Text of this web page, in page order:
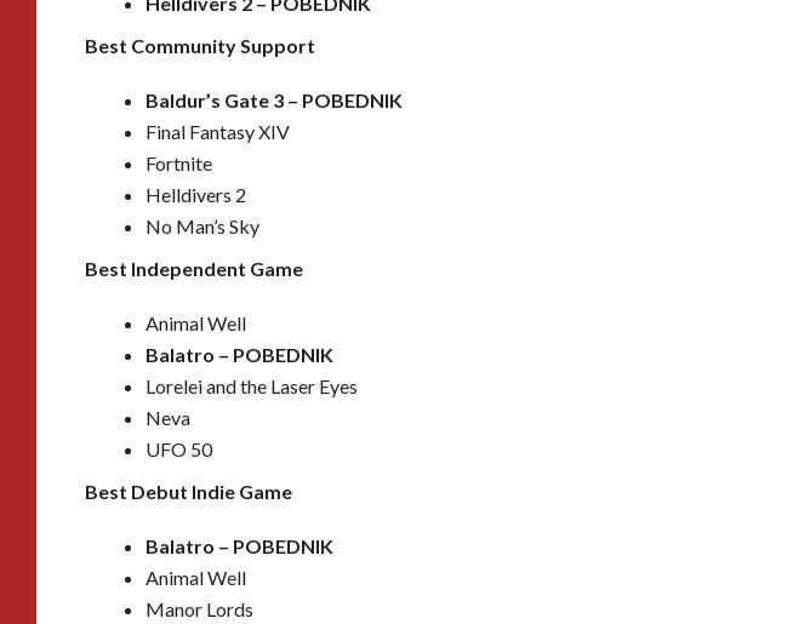
Best Community Support
Baldur’s Gate 3 – POBEDNIK
Final Fantasy XIV
Fortnite
Helldivers 2
No Man’s Sky
Best Independent Game
Animal Well
Balatro – POBEDNIK
Lorelei and the Laser Eyes
Neva
UFO 50
Best Debut Indie Game
Balatro – POBEDNIK
Animal Well
Manor Lords